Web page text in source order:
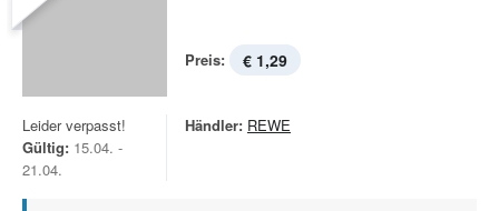
Preis: € 1,29
Leider verpasst!
Gültig: 15.04. -
21.04.
Händler: REWE